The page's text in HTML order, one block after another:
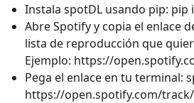
Instala spotDL usando pip: pip
Abre Spotify y copia el enlace
lista de reproducción que
Ejemplo: https://
Pega el enlace en tu terminal:
https://open.spotify.com/